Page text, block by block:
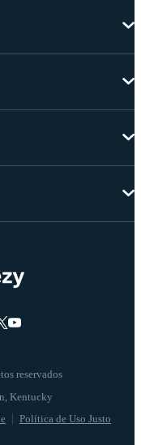
reservados
Política de Uso Justo